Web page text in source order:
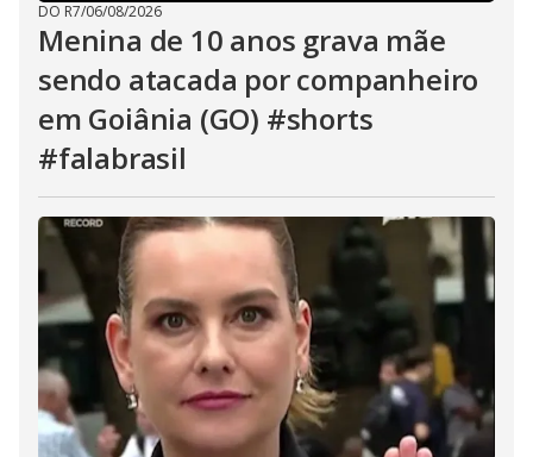
DO R7/06/08/2026
Menina de 10 anos grava mãe
sendo atacada por companheiro
em Goiânia (GO) #shorts
#falabrasil